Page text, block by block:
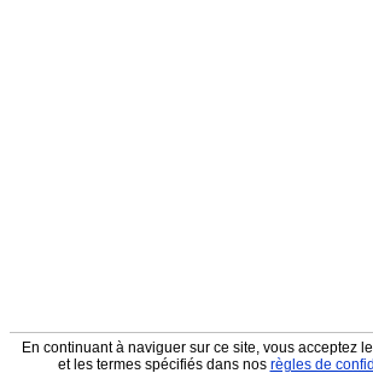
En continuant à naviguer sur ce site, vous acceptez
et les termes spécifiés dans nos règles de